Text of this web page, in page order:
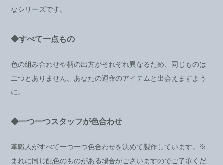
なシリーズです。
◆すべて一点もの
色の組み合わせや柄の出方がそれぞれ異なるため、同じものは
二つとありません。あなたの運命のアイテムと出会えますよう
に。
◆一つ一つスタッフが色合わせ
革職人がすべて一つ一つ色合わせを決めて製作しています。※
まれに同じ配色のものがある場合がございますのでご了承くだ